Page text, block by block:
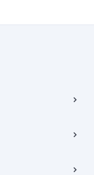
윈트리빌딩) B동 5층
층, 8층 미소
자에게 있습니다.